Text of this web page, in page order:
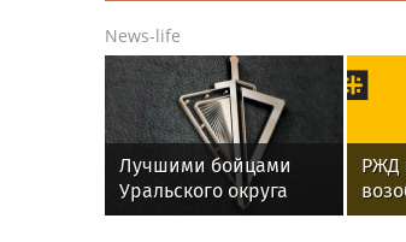
News-life
Лучшими бойцами
Уральского округа
Росгвардии стали
РЖД